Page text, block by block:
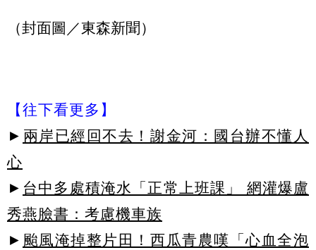
（封面圖／東森新聞）
【往下看更多】
► 兩岸已經回不去！謝金河：國台辦不懂人
心
► 台中多處積淹水「正常上班課」 網灌爆盧
秀燕臉書：考慮機車族
► 颱風淹掉整片田！西瓜青農嘆「心血全泡